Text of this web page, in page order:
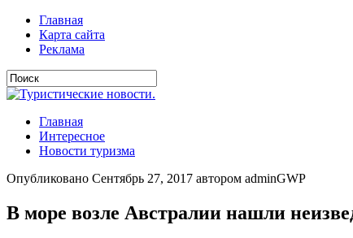
Главная
Карта сайта
Реклама
Главная
Интересное
Новости туризма
Опубликовано Сентябрь 27, 2017 автором adminGWP
В море возле Австралии нашли